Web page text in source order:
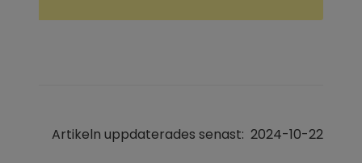
Artikeln uppdaterades senast: 2024-10-22